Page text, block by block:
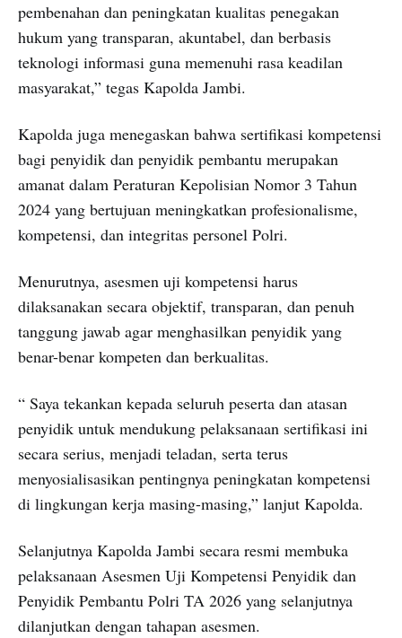
pembenahan dan peningkatan kualitas penegakan
hukum yang transparan, akuntabel, dan berbasis
teknologi informasi guna memenuhi rasa keadilan
masyarakat,” tegas Kapolda Jambi.
Kapolda juga menegaskan bahwa sertifikasi kompetensi
bagi penyidik dan penyidik pembantu merupakan
amanat dalam Peraturan Kepolisian Nomor 3 Tahun
2024 yang bertujuan meningkatkan profesionalisme,
kompetensi, dan integritas personel Polri.
Menurutnya, asesmen uji kompetensi harus
dilaksanakan secara objektif, transparan, dan penuh
tanggung jawab agar menghasilkan penyidik yang
benar-benar kompeten dan berkualitas.
“ Saya tekankan kepada seluruh peserta dan atasan
penyidik untuk mendukung pelaksanaan sertifikasi ini
secara serius, menjadi teladan, serta terus
menyosialisasikan pentingnya peningkatan kompetensi
di lingkungan kerja masing-masing,” lanjut Kapolda.
Selanjutnya Kapolda Jambi secara resmi membuka
pelaksanaan Asesmen Uji Kompetensi Penyidik dan
Penyidik Pembantu Polri TA 2026 yang selanjutnya
dilanjutkan dengan tahapan asesmen.